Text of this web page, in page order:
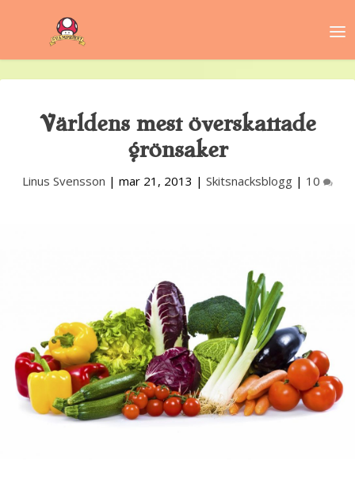
Världens mest överskattade
grönsaker
Linus Svensson | mar 21, 2013 | Skitsnacksblogg | 10